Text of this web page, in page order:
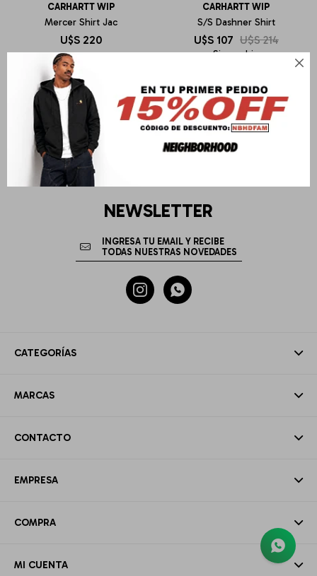

CARHARTT WIP
Mercer Shirt Jac
U$S 220
CARHARTT WIP
S/S Dashner Shirt
U$S 107 U$S 214
Sin cambio
CATEGORÍAS
MARCAS
CONTACTO
EMPRESA
COMPRA
MI CUENTA
NEWSLETTER
 